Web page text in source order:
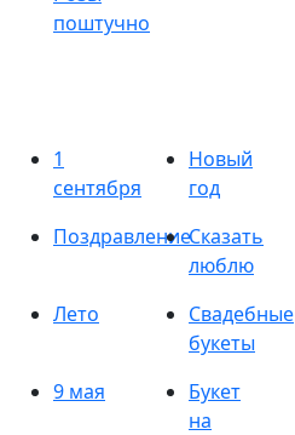
поштучно
1
сентября
Новый
год
ПоздравлениеСказать
люблю
Лето
Свадебные
букеты
9 мая
Букет
на